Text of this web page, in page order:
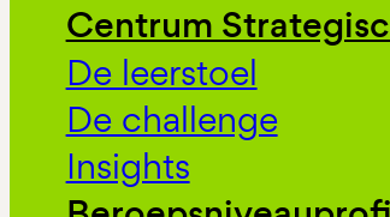
Centrum
De leerstoel
De challenge
Insights